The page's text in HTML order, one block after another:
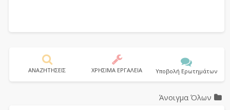
ΑΝΑΖΗΤΗΣΕΙΣ ΧΡΗΣΙΜΑ ΕΡΓΑΛΕΙΑ Υποβολή Ερωτημάτων
Άνοιγμα Όλων